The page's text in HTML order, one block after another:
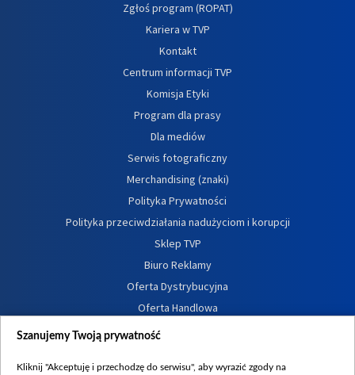
Zgłoś program (ROPAT)
Kariera w TVP
Kontakt
Centrum informacji TVP
Komisja Etyki
Program dla prasy
Dla mediów
Serwis fotograficzny
Merchandising (znaki)
Polityka Prywatności
Polityka przeciwdziałania nadużyciom i korupcji
Sklep TVP
Biuro Reklamy
Oferta Dystrybucyjna
Oferta Handlowa
Dostępność
Procedura zgłoszeń wewnętrznych
Szanujemy Twoją prywatność
Kliknij "Akceptuję i przechodzę do serwisu", aby wyrazić zgody na